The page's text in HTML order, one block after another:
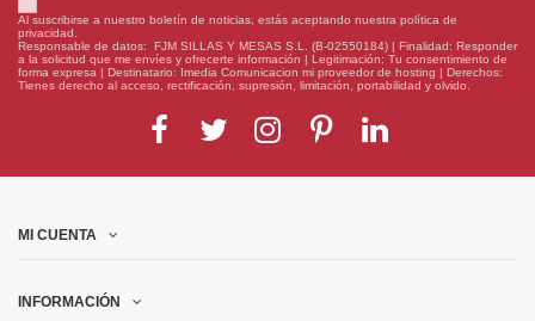
Al suscribirse a nuestro boletín de noticias, estás aceptando nuestra política de
privacidad.
Responsable de datos: FJM SILLAS Y MESAS S.L. (B-02550184) | Finalidad: Responder
a la solicitud que me envíes y ofrecerte información | Legitimación: Tu consentimiento de
forma expresa | Destinatario: Imedia Comunicacion mi proveedor de hosting | Derechos:
Tienes derecho al acceso, rectificación, supresión, limitación, portabilidad y olvido.
MI CUENTA
INFORMACIÓN